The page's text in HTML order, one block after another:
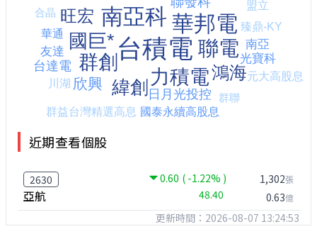
近期查看個股
2630 0.60 ( -1.22% )
亞航 48.40
1,302張
0.63億
更新時間：2026-08-07 13:24:53